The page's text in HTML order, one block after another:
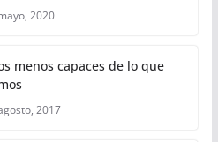
2020
menos capaces de lo que
2017